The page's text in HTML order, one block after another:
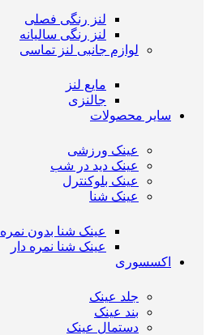
لنز رنگی فصلی
لنز رنگی سالیانه
لوازم جانبی لنز تماسی
مایع لنز
جالنزی
سایر محصولات
عینک ورزشی
عینک دید در شب
عینک بلوکنترل
عینک شنا
عینک شنا بدون نمره
عینک شنا نمره دار
اکسسوری
جلد عینک
بند عینک
دستمال عینک